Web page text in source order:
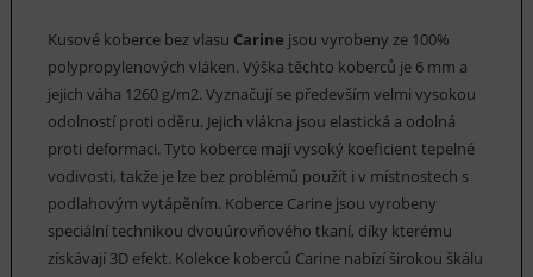
Kusové koberce bez vlasu Carine jsou vyrobeny ze 100%
polypropylenových vláken. Výška těchto koberců je 6 mm a
jejich váha 1260 g/m2. Vyznačují se především velmi vysokou
odolností proti oděru. Jejich vlákna jsou elastická a odolná
proti deformaci. Tyto koberce mají vysoký koeficient tepelné
vodivosti, takže je lze bez problémů použít i v místnostech s
podlahovým vytápěním. Koberce Carine jsou vyrobeny
speciální technikou dvouúrovňového tkaní, díky kterému
získávají 3D efekt. Kolekce koberců Carine nabízí širokou škálu